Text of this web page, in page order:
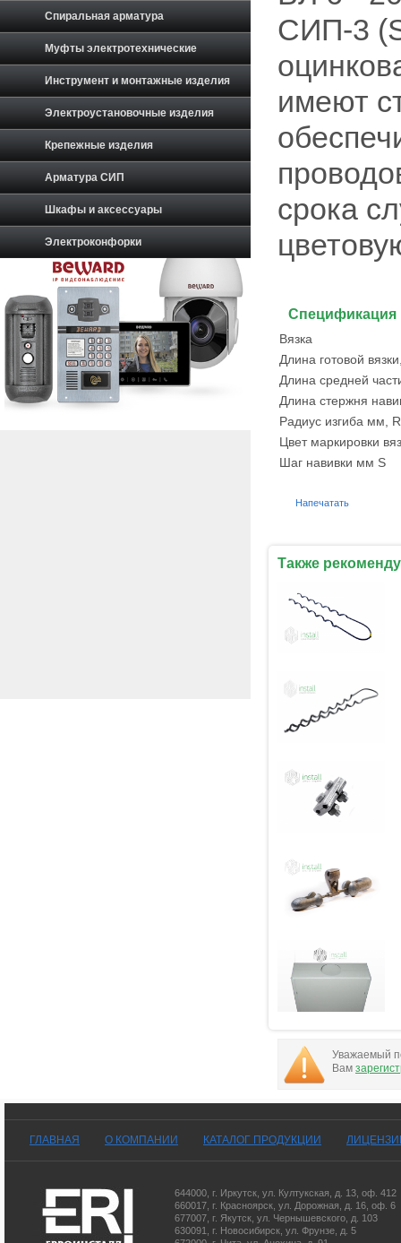
CИП-3
имеют
срока
Спецификация
Вязка
Длина готовой
Длина средней
Длина стержня
Радиус изгиба мм, R
Цвет маркировки
Шаг навивки мм S
Напечатать
Также
Уважаемый
Вам
Спиральная арматура
Муфты электротехнические
Инструмент и монтажные изделия
Электроустановочные изделия
Крепежные изделия
Арматура СИП
Шкафы и аксессуары
Электроконфорки
ГЛАВНАЯ О КОМПАНИИ КАТАЛОГ ПРОДУКЦИИ
644000 г. Иркутск ул. Култукская, д. 13 , оф. 412
660017 г. Красноярск ул. Дорожная, д. 16, оф. 6
677007 г. Якутск ул. Чернышевского, д. 103
630091
г. Новосибирск ул. Фрунзе, д. 5